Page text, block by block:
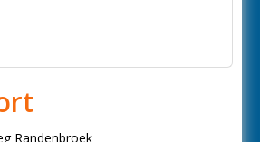
Randenbroek